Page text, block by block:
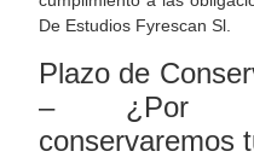
De Estudios Fyrescan Sl.
Plazo de
– ¿Por
conservaremos